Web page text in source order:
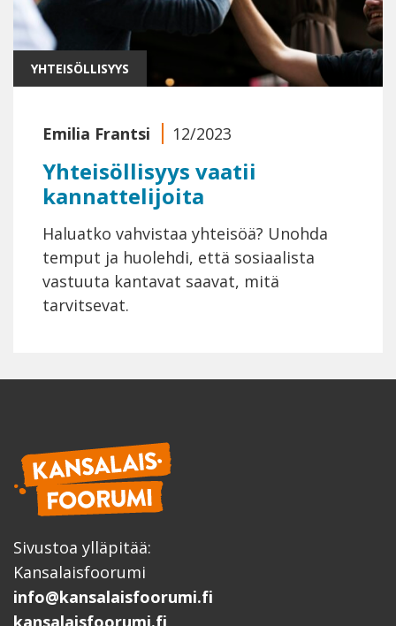
YHTEISÖLLISYYS
Emilia Frantsi 12/2023
Yhteisöllisyys vaatii
kannattelijoita
Haluatko vahvistaa yhteisöä? Unohda
temput ja huolehdi, että sosiaalista
vastuuta kantavat saavat, mitä
tarvitsevat.
Sivustoa ylläpitää:
Kansalaisfoorumi
info@kansalaisfoorumi.fi
kansalaisfoorumi.fi